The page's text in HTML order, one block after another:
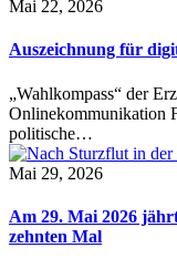
Mai 22, 2026
Auszeichnung für
„Wahlkompass“ der
Onlinekommunikation
politische…
Mai 29, 2026
Am 29. Mai 2026
zehnten Mal